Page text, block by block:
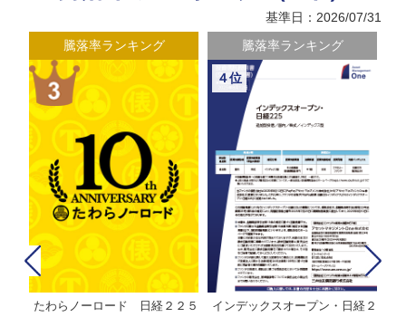
基準日：2026/07/31
騰落率ランキング
たわらノーロード 日経２２５
騰落率ランキング
４位
インデックスオープン・日経２